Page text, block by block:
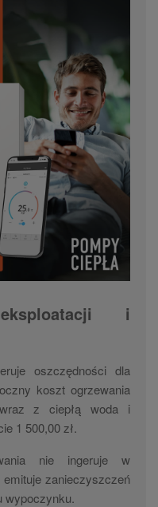
i
oszczędności dla
koszt ogrzewania
z ciepłą woda i
1 500,00 zł.
nie ingeruje w
zanieczyszczeń
wypoczynku.